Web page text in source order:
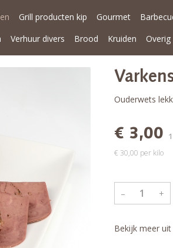
Grill producten kip Gourmet
Verhuur divers Brood Kruiden Overig
Ouderwets
€ 3,00
€ 30,00 per kilo
– +
Bekijk meer